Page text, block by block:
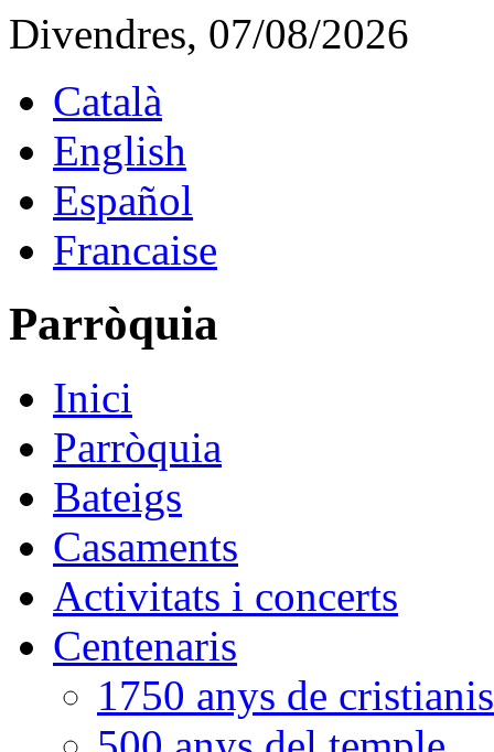
Divendres, 07/08/2026
Català
English
Español
Francaise
Parròquia
Inici
Parròquia
Bateigs
Casaments
Activitats i concerts
Centenaris
1750 anys de